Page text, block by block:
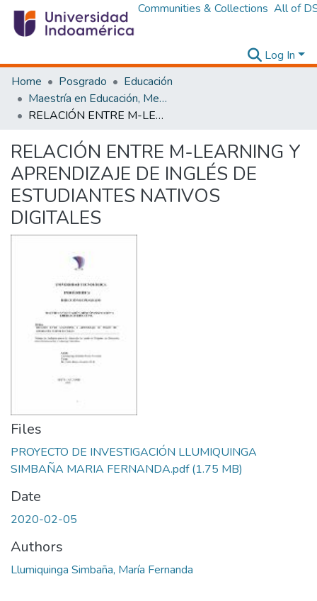
Communities & Collections All of
Log In
Home
Posgrado
Educación
Maestría en Educación, Mención Innovación y Liderazgo Educativo
RELACIÓN ENTRE M-LEARNING Y APRENDIZAJE DE INGLÉS DE ESTUDIANTES NATIVOS DIGITALES
RELACIÓN ENTRE M-LEARNING Y
APRENDIZAJE DE INGLÉS DE
ESTUDIANTES NATIVOS
DIGITALES
Files
PROYECTO DE INVESTIGACIÓN LLUMIQUINGA
SIMBAÑA MARIA FERNANDA.pdf(1.75 MB)
Date
2020-02-05
Authors
Llumiquinga Simbaña, María Fernanda